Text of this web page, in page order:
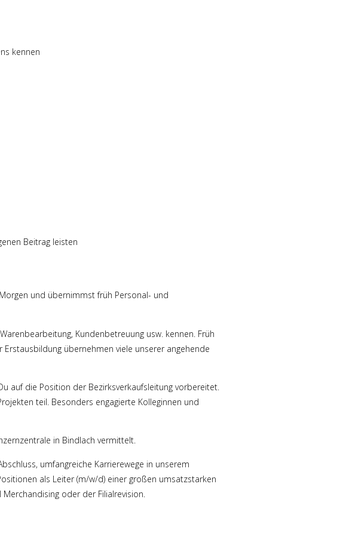
kennen
Beitrag leisten
und übernimmst früh Personal- und
Kundenbetreuung usw. kennen. Früh
übernehmen viele unserer angehende
auf die Position der Bezirksverkaufsleitung vorbereitet.
teil. Besonders engagierte Kolleginnen und
in Bindlach vermittelt.
umfangreiche Karrierewege in unserem
als Leiter (m/w/d) einer großen umsatzstarken
oder der Filialrevision.